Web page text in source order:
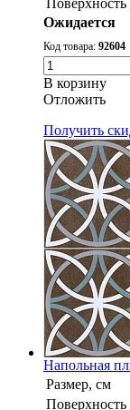
Поверхность
Ожидается
Код товара: 92604
В корзину
Oтложить
Получить
Напольная
Размер, см
Поверхность